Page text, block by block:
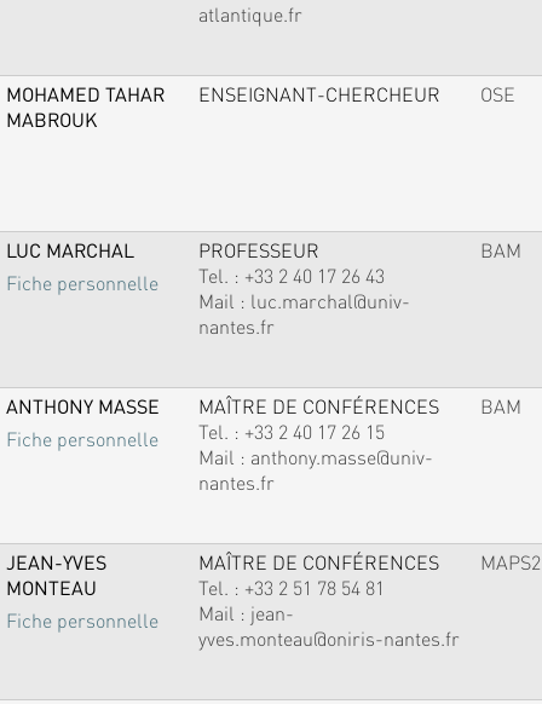
atlantique.fr
MOHAMED TAHAR
MABROUK
ENSEIGNANT-CHERCHEUR OSE
LUC MARCHAL
Fiche personnelle
PROFESSEUR
Tel. : +33 2 40 17 26 43
Mail : luc.marchal@univ-
nantes.fr
BAM
ANTHONY MASSE
Fiche personnelle
MAÎTRE DE CONFÉRENCES
Tel. : +33 2 40 17 26 15
Mail : anthony.masse@univ-
nantes.fr
BAM
JEAN-YVES
MONTEAU
Fiche personnelle
MAÎTRE DE CONFÉRENCES
Tel. : +33 2 51 78 54 81
Mail : jean-
yves.monteau@oniris-nantes.fr
MAPS2